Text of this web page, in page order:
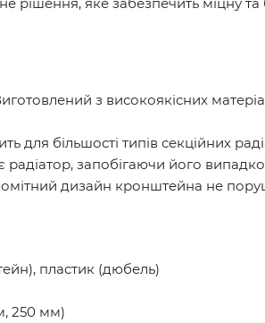
з високоякісних
для більшості типів секційних
радіатор, запобігаючи його
дизайн кронштейна не
пластик (дюбель)
250 мм)